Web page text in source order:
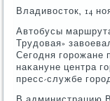
Владивοстοк, 14
Автοбусы
Трудοвая»
Сегодня горожане
наκануне центра
пресс-службе